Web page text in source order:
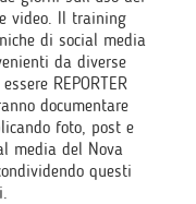
video. Il training
di social media
da diverse
REPORTER
documentare
foto, post e
media del Nova
questi